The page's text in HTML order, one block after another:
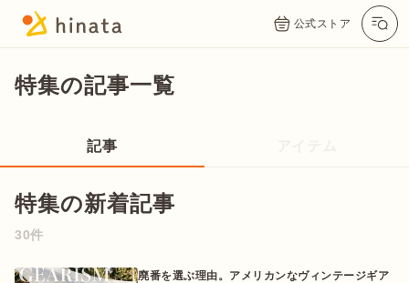
公式ストア
特集の記事一覧
記事
特集の新着記事
30件
廃番を選ぶ理由。アメリカンなヴィンテージギア
公式App Twitter Instagram LINE